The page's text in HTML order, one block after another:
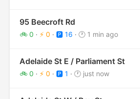
95 Beecroft Rd
🚲 0 · ⚡ 0 · 🅿️ 16 · 🕐 1 min ago
Adelaide St E / Parliament St
🚲 0 · ⚡ 0 · 🅿️ 1 · 🕐 just now